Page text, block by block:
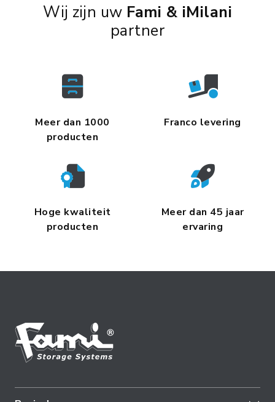
Wij zijn uw Fami & iMilani
partner
Meer dan 1000
producten
Franco levering
Hoge kwaliteit
producten
Meer dan 45 jaar
ervaring